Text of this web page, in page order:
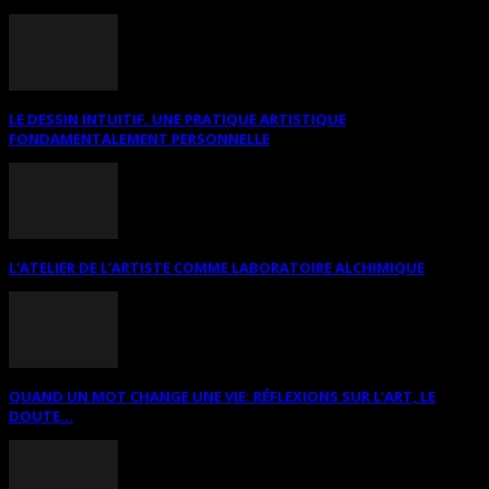
LE DESSIN INTUITIF. UNE PRATIQUE ARTISTIQUE
FONDAMENTALEMENT PERSONNELLE
L’ATELIER DE L’ARTISTE COMME LABORATOIRE ALCHIMIQUE
QUAND UN MOT CHANGE UNE VIE: RÉFLEXIONS SUR L’ART, LE
DOUTE...